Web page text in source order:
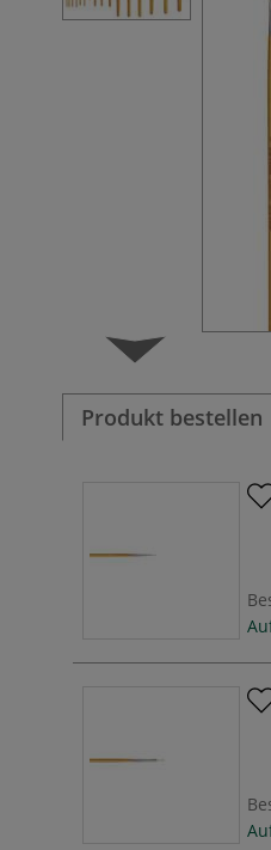
Produkt bestellen